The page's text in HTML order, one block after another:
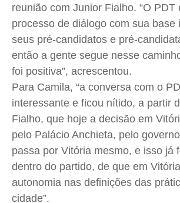
reunião com Junior Fialho. “O PDT
processo de diálogo com sua base
seus pré-candidatos e pré-
então a gente segue nesse
foi positiva”, acrescentou.
Para Camila, “a conversa com o
interessante e ficou nítido, a partir
Fialho, que hoje a decisão em
pelo Palácio Anchieta, pelo
passa por Vitória mesmo, e isso já
dentro do partido, de que em
autonomia nas definições das
cidade”.